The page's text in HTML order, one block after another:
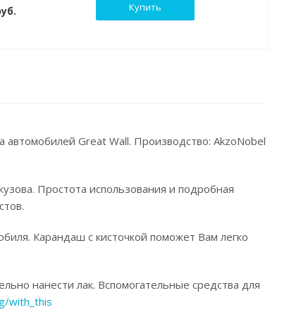
Купить
автомобилей Great Wall. Производство: AkzoNobel
Простота использования и подробная
Карандаш с кисточкой поможет Вам легко
нанести лак. Вспомогательные средства для
with_this